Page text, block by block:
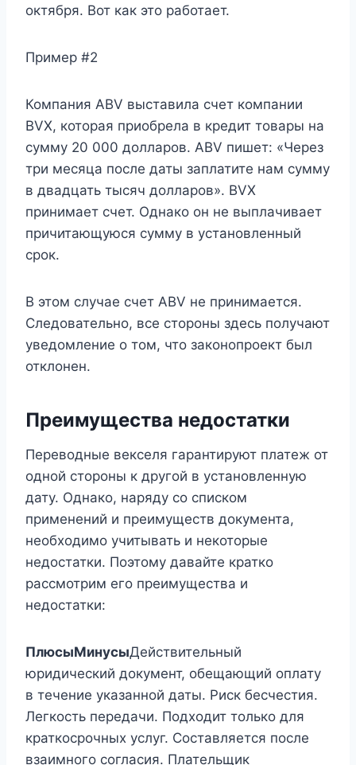
октября. Вот как это работает.
Пример #2
Компания ABV выставила счет компании
BVX, которая приобрела в кредит товары на
сумму 20 000 долларов. ABV пишет: «Через
три месяца после даты заплатите нам сумму
в двадцать тысяч долларов». BVX
принимает счет. Однако он не выплачивает
причитающуюся сумму в установленный
срок.
В этом случае счет ABV не принимается.
Следовательно, все стороны здесь получают
уведомление о том, что законопроект был
отклонен.
Преимущества недостатки
Переводные векселя гарантируют платеж от
одной стороны к другой в установленную
дату. Однако, наряду со списком
применений и преимуществ документа,
необходимо учитывать и некоторые
недостатки. Поэтому давайте кратко
рассмотрим его преимущества и
недостатки:
ПлюсыМинусыДействительный
юридический документ, обещающий оплату
в течение указанной даты. Риск бесчестия.
Легкость передачи. Подходит только для
краткосрочных услуг. Составляется после
взаимного согласия. Плательщик